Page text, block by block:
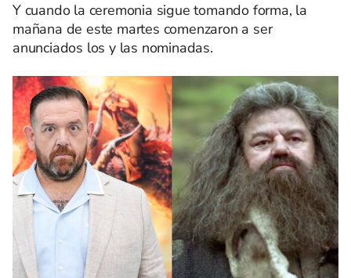
Y cuando la ceremonia sigue tomando forma, la
mañana de este martes comenzaron a ser
anunciados los y las nominadas.